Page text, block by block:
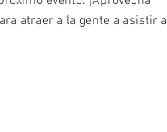
atraer a la gente a asistir a